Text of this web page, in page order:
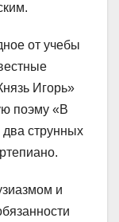
от учебы
Игорь»
поэму «В
струнных
и